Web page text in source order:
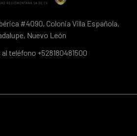
#4090, Colonia Villa Española,
Nuevo León
teléfono +528180481500